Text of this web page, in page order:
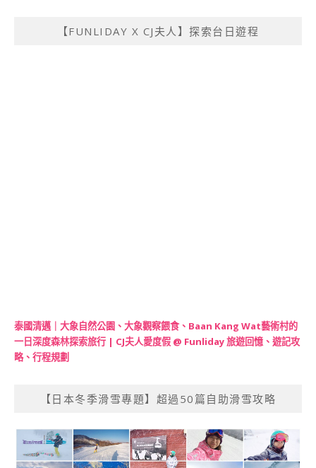
【FUNLIDAY X CJ夫人】探索台日遊程
泰國清邁｜大象自然公園、大象觀察餵食、Baan Kang Wat藝術村的
一日深度森林探索旅行 | CJ夫人愛度假 @ Funliday 旅遊回憶、遊記攻
略、行程規劃
【日本冬季滑雪專題】超過50篇自助滑雪攻略